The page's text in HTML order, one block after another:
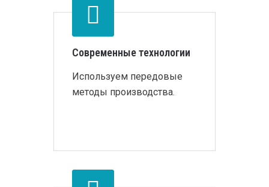
Современные технологии
Используем передовые
методы производства.